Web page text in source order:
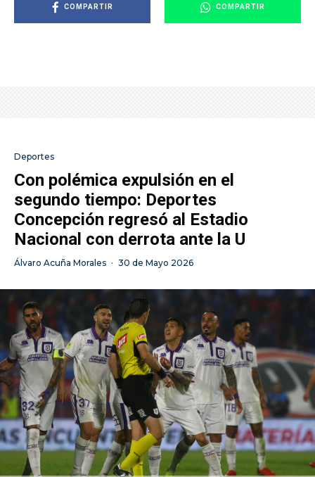
COMPARTIR COMPARTIR
Deportes
Con polémica expulsión en el
segundo tiempo: Deportes
Concepción regresó al Estadio
Nacional con derrota ante la U
Álvaro Acuña Morales · 30 de Mayo 2026